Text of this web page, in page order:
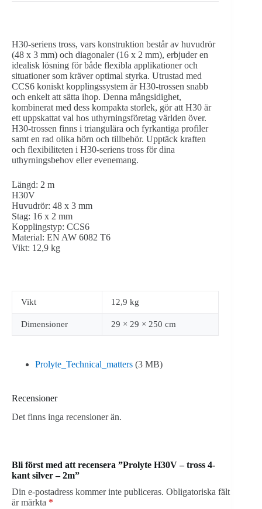
H30-seriens tross, vars konstruktion består av huvudrör
(48 x 3 mm) och diagonaler (16 x 2 mm), erbjuder en
idealisk lösning för både flexibla applikationer och
situationer som kräver optimal styrka. Utrustad med
CCS6 koniskt kopplingssystem är H30-trossen snabb
och enkelt att sätta ihop. Denna mångsidighet,
kombinerat med dess kompakta storlek, gör att H30 är
ett uppskattat val hos uthyrningsföretag världen över.
H30-trossen finns i triangulära och fyrkantiga profiler
samt en rad olika hörn och tillbehör. Upptäck kraften
och flexibiliteten i H30-seriens tross för dina
uthyrningsbehov eller evenemang.
Längd: 2 m
H30V
Huvudrör: 48 x 3 mm
Stag: 16 x 2 mm
Kopplingstyp: CCS6
Material: EN AW 6082 T6
Vikt: 12,9 kg
Vikt 12,9 kg
Dimensioner 29 × 29 × 250 cm
Prolyte_Technical_matters (3 MB)
Recensioner
Det finns inga recensioner än.
Bli först med att recensera ”Prolyte H30V – tross 4-
kant silver – 2m”
Din e-postadress kommer inte publiceras. Obligatoriska fält
är märkta *